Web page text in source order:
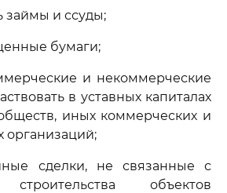
займы и ссуды;
бумаги;
и некоммерческие
в уставных капиталах
иных коммерческих и
организаций;
сделки, не связанные с
объектов